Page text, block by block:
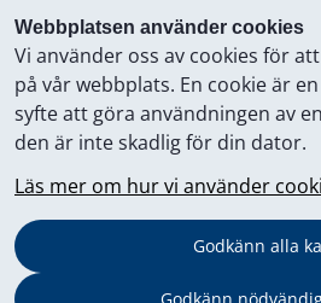
Webbplatsen använder cookies
Vi använder oss av cookies för
på vår webbplats. En cookie är
syfte att göra användningen av
den är inte skadlig för din dator.
Läs mer om hur vi använder
Godkänn alla